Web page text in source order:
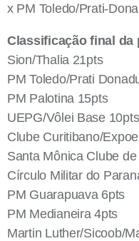
x PM Toledo/Prati-
Classificação final da
Sion/Thalia 21pts
PM Toledo/Prati
PM Palotina 15pts
UEPG/Vôlei Base 10pts
Clube Curitibano/
Santa Mônica Clube
Círculo Militar do
PM Guarapuava 6pts
PM Medianeira 4pts
Martin Luther/Sicoob/